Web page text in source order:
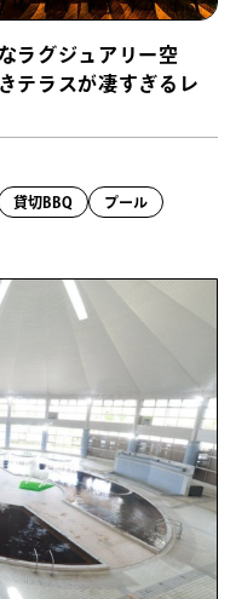
ラグジュアリー空
テラスが凄すぎるレ
貸切BBQ プール